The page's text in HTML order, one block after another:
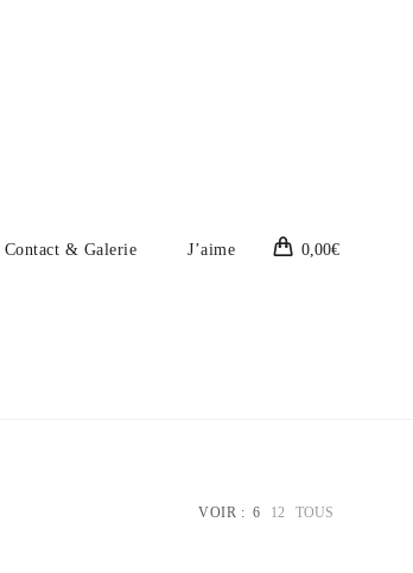
Contact & Galerie J’aime 0,00€
VOIR : 6 12 TOUS